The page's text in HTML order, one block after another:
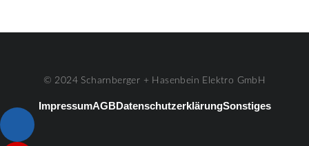
© 2024 Scharnberger + Hasenbein Elektro GmbH
ImpressumAGBDatenschutzerklärungSonstiges